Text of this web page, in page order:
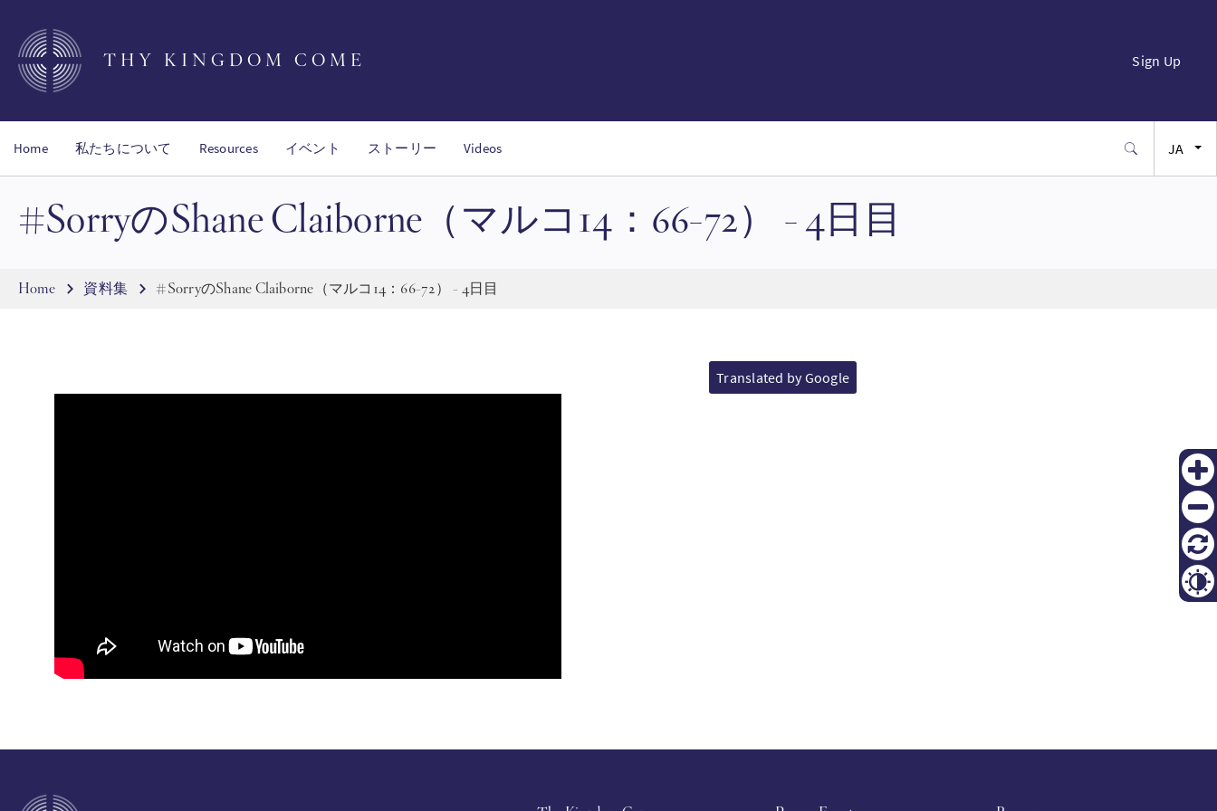
Zoom
in
Zoom
out
リセ
ット
main
content
THY KINGDOM COME Sign Up
Home 私たちについて Resources イベント ストーリー Videos JA
KO
#SorryのShane Claiborne（マルコ14：66-72） - 4日目
Breadcrumb
Home 資料集 #SorryのShane Claiborne（マルコ14：66-72） - 4日目
Translated by Google